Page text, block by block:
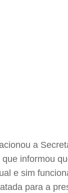
a
informou
e sim
para a